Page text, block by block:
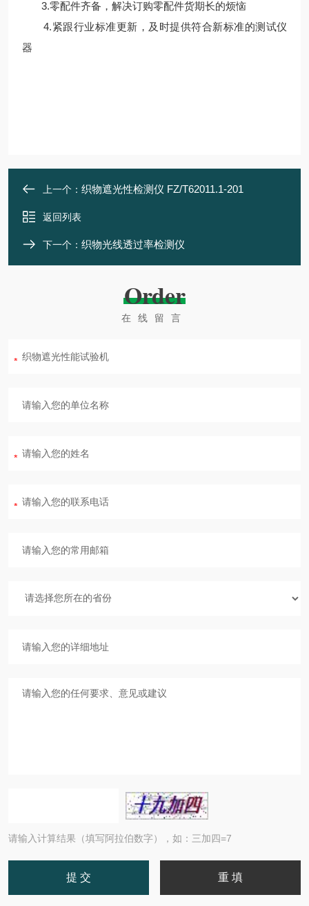
3.零配件齐备，解决订购零配件货期长的烦恼
4.紧跟行业标准更新，及时提供符合新标准的测试仪
器
上一个： 织物遮光性检测仪 FZ/T62011.1-201
返回列表
下一个： 织物光线透过率检测仪
Order
在线留言
请输入计算结果（填写阿拉伯数字），如：三加四=7